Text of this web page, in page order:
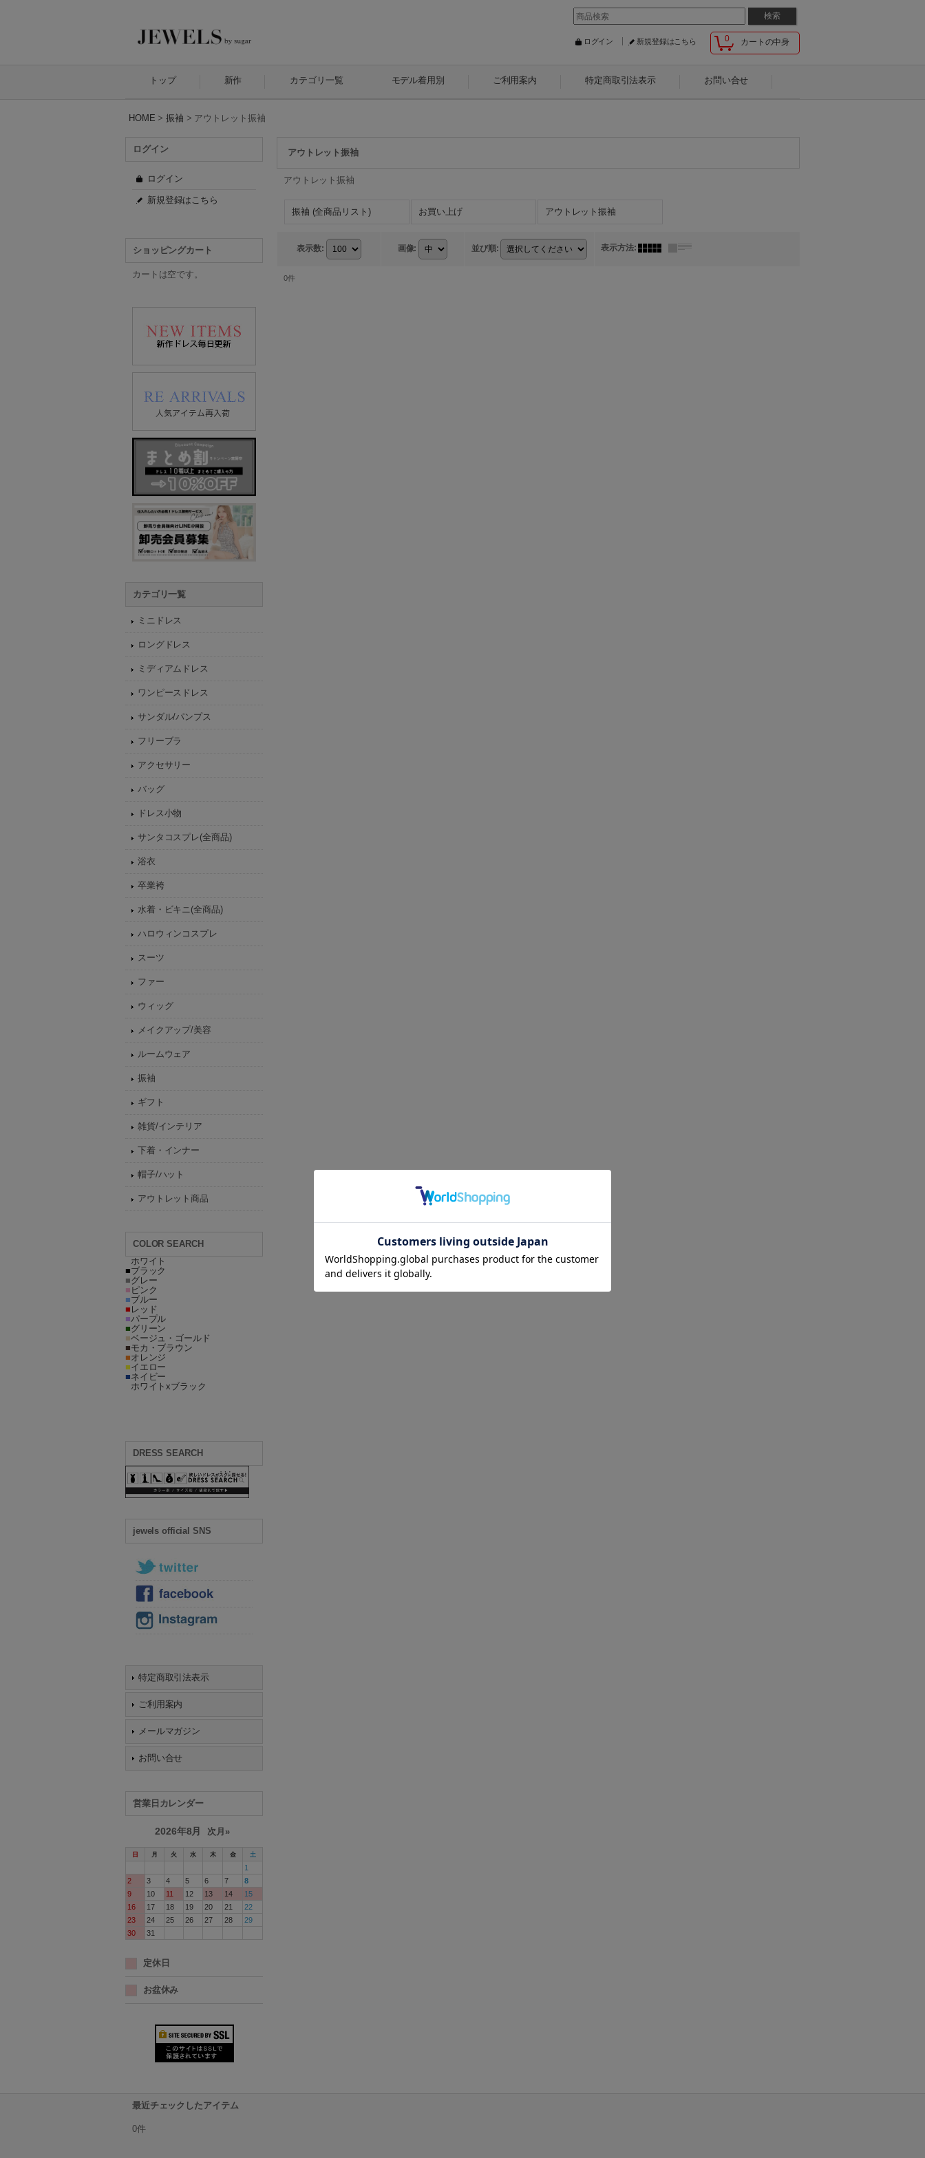
0 カートの中身
ログイン 新規登録はこちら
トップ 新作 カテゴリ一覧 モデル着用別 ご利用案内 特定商取引法表示 お問い合せ
HOME > 振袖 > アウトレット振袖
ログイン
ログイン
新規登録はこちら
ショッピングカート
カートは空です。
カテゴリ一覧
ミニドレス
ロングドレス
ミディアムドレス
ワンピースドレス
サンダル/パンプス
フリーブラ
アクセサリー
バッグ
ドレス小物
サンタコスプレ(全商品)
浴衣
卒業袴
水着・ビキニ(全商品)
ハロウィンコスプレ
スーツ
ファー
ウィッグ
メイクアップ/美容
ルームウェア
振袖
ギフト
雑貨/インテリア
下着・インナー
帽子/ハット
アウトレット商品
COLOR SEARCH
ホワイト
■ブラック
■グレー
■ ピンク
■ブルー
■ レッド
■パープル
■グリーン
■ベージュ・ゴールド
■モカ・ブラウン
■オレンジ
■イエロー
■ネイビー
ホワイトxブラック
DRESS SEARCH
jewels official SNS
特定商取引法表示
ご利用案内
メールマガジン
お問い合せ
営業日カレンダー
2026年8月 次月»
日 月 火 水 木 金 土
1
2
3 4 5 6 7
8
9
10 11 12 13 14
15
16
17 18 19 20 21
22
23
24 25 26 27 28
29
30
31
定休日
お盆休み
アウトレット振袖
アウトレット振袖
振袖 (全商品リスト) お買い上げ アウトレット振袖
表示数: 画像: 並び順: 表示方法:
0件
最近チェックしたアイテム
0件